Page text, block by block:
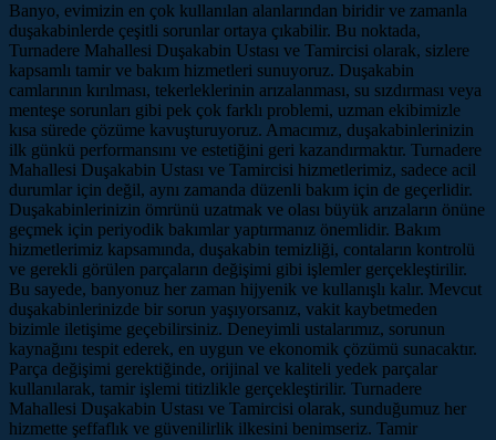
Banyo, evimizin en çok kullanılan alanlarından biridir ve zamanla
duşakabinlerde çeşitli sorunlar ortaya çıkabilir. Bu noktada,
Turnadere Mahallesi Duşakabin Ustası ve Tamircisi olarak, sizlere
kapsamlı tamir ve bakım hizmetleri sunuyoruz. Duşakabin
camlarının kırılması, tekerleklerinin arızalanması, su sızdırması veya
menteşe sorunları gibi pek çok farklı problemi, uzman ekibimizle
kısa sürede çözüme kavuşturuyoruz. Amacımız, duşakabinlerinizin
ilk günkü performansını ve estetiğini geri kazandırmaktır. Turnadere
Mahallesi Duşakabin Ustası ve Tamircisi hizmetlerimiz, sadece acil
durumlar için değil, aynı zamanda düzenli bakım için de geçerlidir.
Duşakabinlerinizin ömrünü uzatmak ve olası büyük arızaların önüne
geçmek için periyodik bakımlar yaptırmanız önemlidir. Bakım
hizmetlerimiz kapsamında, duşakabin temizliği, contaların kontrolü
ve gerekli görülen parçaların değişimi gibi işlemler gerçekleştirilir.
Bu sayede, banyonuz her zaman hijyenik ve kullanışlı kalır. Mevcut
duşakabinlerinizde bir sorun yaşıyorsanız, vakit kaybetmeden
bizimle iletişime geçebilirsiniz. Deneyimli ustalarımız, sorunun
kaynağını tespit ederek, en uygun ve ekonomik çözümü sunacaktır.
Parça değişimi gerektiğinde, orijinal ve kaliteli yedek parçalar
kullanılarak, tamir işlemi titizlikle gerçekleştirilir. Turnadere
Mahallesi Duşakabin Ustası ve Tamircisi olarak, sunduğumuz her
hizmette şeffaflık ve güvenilirlik ilkesini benimseriz. Tamir